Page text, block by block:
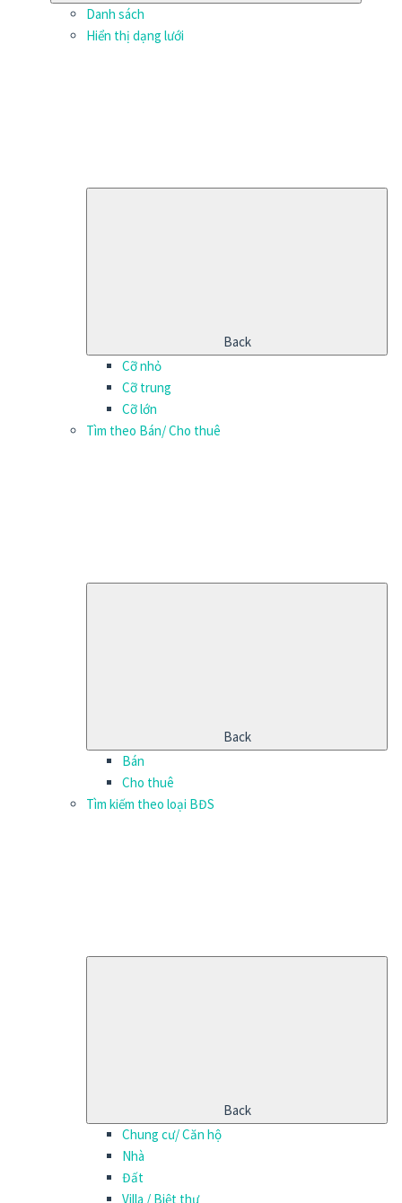
Danh sách
Hiển thị dạng lưới
Back
Cỡ nhỏ
Cỡ trung
Cỡ lớn
Tìm theo Bán/ Cho thuê
Back
Bán
Cho thuê
Tìm kiếm theo loại BĐS
Back
Chung cư/ Căn hộ
Nhà
Đất
Villa / Biệt thự